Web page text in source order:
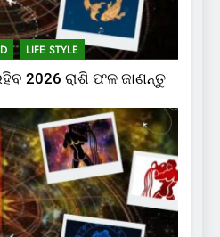
LIFE STYLE
2026 ରାଶି ଫଳ ଜାଣନ୍ତୁ